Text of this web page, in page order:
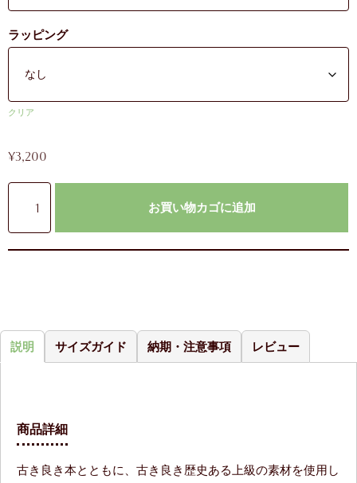
ラッピング
クリア
¥3,200
お買い物カゴに追加
説明 サイズガイド 納期・注意事項 レビュー
商品詳細
古き良き本とともに、古き良き歴史ある上級の素材を使用し